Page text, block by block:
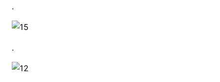
.
.